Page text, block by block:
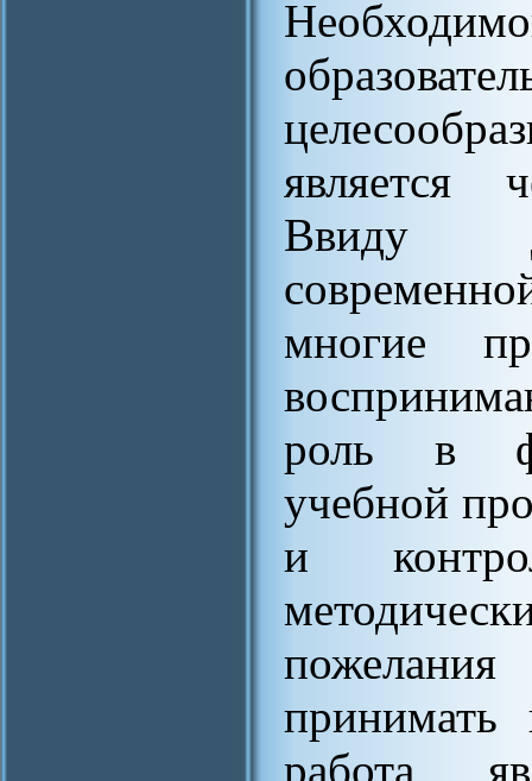
является
Ввиду
многие
роль в
учебной
и
принимать
работа